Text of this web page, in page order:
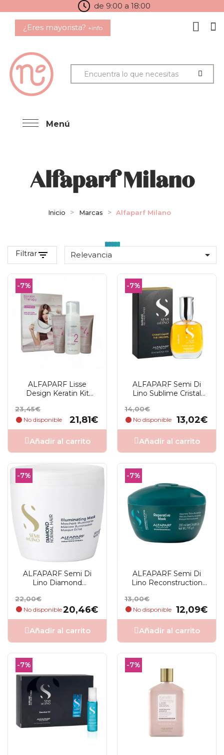
de 9:00 a 18:00
¿Eres mayorista? +info
Menú
Alfaparf Milano
Inicio Marcas Alfaparf Milano
Filtrarfilter_list Relevancia 
-7%
ALFAPARF Lisse
Design Keratin Kit
Precio
base
23,45€
No disponible
Precio
21,81€
Añadir al carrito
-7%
ALFAPARF Semi Di
Lino Sublime Cristal
Precio
base
14,00€
No disponible
Precio
13,02€
Añadir al carrito
-7%
ALFAPARF Semi Di
Lino Diamond
Precio
base
22,00€
No disponible
Precio
20,46€
Añadir al carrito
-7%
ALFAPARF Semi Di
Lino Reconstruction
Precio
base
13,00€
No disponible
Precio
12,09€
Añadir al carrito
-7% -7%